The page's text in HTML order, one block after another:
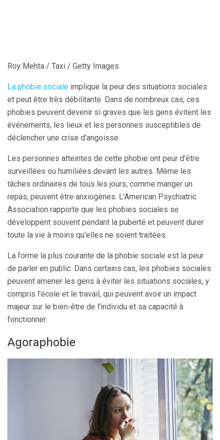
Roy Mehta / Taxi / Getty Images
La phobie sociale implique la peur des situations sociales
et peut être très débilitante. Dans de nombreux cas, ces
phobies peuvent devenir si graves que les gens évitent les
événements, les lieux et les personnes susceptibles de
déclencher une crise d'angoisse.
Les personnes atteintes de cette phobie ont peur d'être
surveillées ou humiliées devant les autres. Même les
tâches ordinaires de tous les jours, comme manger un
repas, peuvent être anxiogènes. L'American Psychiatric
Association rapporte que les phobies sociales se
développent souvent pendant la puberté et peuvent durer
toute la vie à moins qu'elles ne soient traitées.
La forme la plus courante de la phobie sociale est la peur
de parler en public. Dans certains cas, les phobies sociales
peuvent amener les gens à éviter les situations sociales, y
compris l'école et le travail, qui peuvent avoir un impact
majeur sur le bien-être de l'individu et sa capacité à
fonctionner.
Agoraphobie